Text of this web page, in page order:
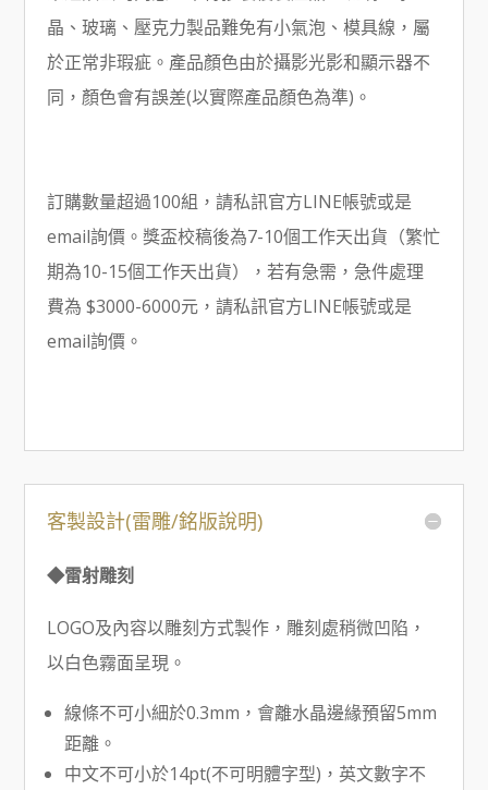
晶、玻璃、壓克力製品難免有小氣泡、模具線，屬
於正常非瑕疵。產品顏色由於攝影光影和顯示器不
同，顏色會有誤差(以實際產品顏色為準)。
訂購數量超過100組，請私訊官方LINE帳號或是
email詢價。獎盃校稿後為7-10個工作天出貨（繁忙
期為10-15個工作天出貨），若有急需，急件處理
費為 $3000-6000元，請私訊官方LINE帳號或是
email詢價。
客製設計(雷雕/銘版說明)
◆雷射雕刻
LOGO及內容以雕刻方式製作，雕刻處稍微凹陷，
以白色霧面呈現。
線條不可小細於0.3mm，會離水晶邊緣預留5mm
距離。
中文不可小於14pt(不可明體字型)，英文數字不